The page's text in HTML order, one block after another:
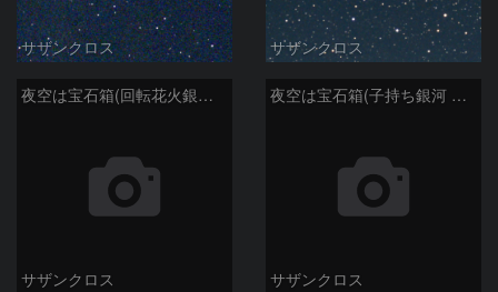
サザンクロス サザンクロス
夜空は宝石箱(回転花火銀河 M101) Seestar50
サザンクロス
夜空は宝石箱(子持ち銀河 M51) Seestar50
サザンクロス